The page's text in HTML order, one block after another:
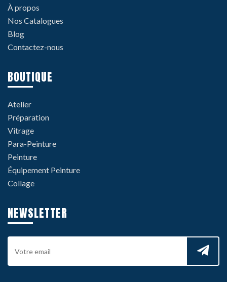
À propos
Nos Catalogues
Blog
Contactez-nous
BOUTIQUE
Atelier
Préparation
Vitrage
Para-Peinture
Peinture
Équipement Peinture
Collage
NEWSLETTER